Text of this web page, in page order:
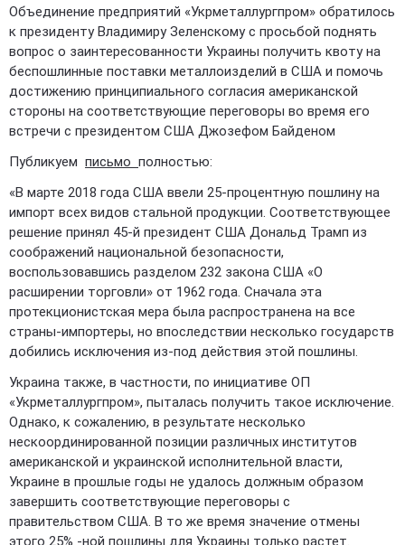
Объединение предприятий «Укрметаллургпром» обратилось
к президенту Владимиру Зеленскому с просьбой поднять
вопрос о заинтересованности Украины получить квоту на
беспошлинные поставки металлоизделий в США и помочь
достижению принципиального согласия американской
стороны на соответствующие переговоры во время его
встречи с президентом США Джозефом Байденом
Публикуем письмо полностью:
«В марте 2018 года США ввели 25-процентную пошлину на
импорт всех видов стальной продукции. Соответствующее
решение принял 45-й президент США Дональд Трамп из
соображений национальной безопасности,
воспользовавшись разделом 232 закона США «О
расширении торговли» от 1962 года. Сначала эта
протекционистская мера была распространена на все
страны-импортеры, но впоследствии несколько государств
добились исключения из-под действия этой пошлины.
Украина также, в частности, по инициативе ОП
«Укрметаллургпром», пыталась получить такое исключение.
Однако, к сожалению, в результате несколько
нескоординированной позиции различных институтов
американской и украинской исполнительной власти,
Украине в прошлые годы не удалось должным образом
завершить соответствующие переговоры с
правительством США. В то же время значение отмены
этого 25% -ной пошлины для Украины только растет.